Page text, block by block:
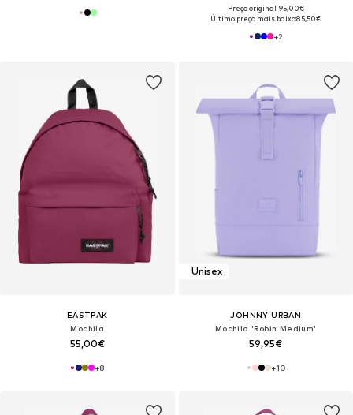
Preço original: 95,00€
Último preço mais baixo:85,50€
+2
EASTPAK
Mochila
55,00€
+8
Unisex
JOHNNY URBAN
Mochila 'Robin Medium'
59,95€
+10